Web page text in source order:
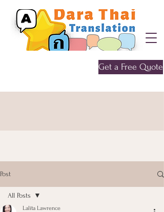
Get a Free Quote
Post
All Posts
Lalita Lawrence